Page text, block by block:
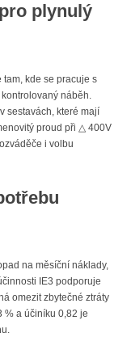
plynulý
tam, kde se pracuje s
náběh.
sestavách, které mají
proud při △ 400V
i volbu
na měsíční náklady,
IE3 podporuje
omezit zbytečné ztráty
% a účiníku 0,82 je